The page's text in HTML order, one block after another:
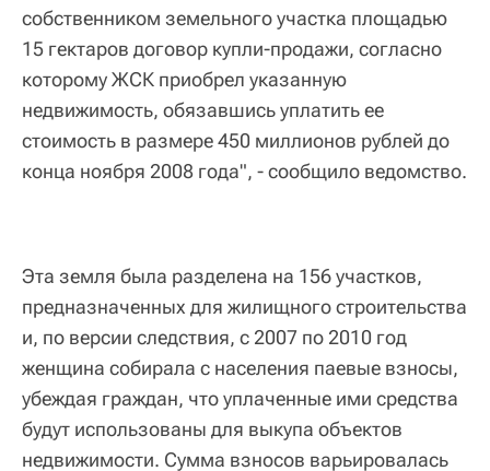
собственником земельного участка площадью
15 гектаров договор купли-продажи, согласно
которому ЖСК приобрел указанную
недвижимость, обязавшись уплатить ее
стоимость в размере 450 миллионов рублей до
конца ноября 2008 года", - сообщило ведомство.
Эта земля была разделена на 156 участков,
предназначенных для жилищного строительства
и, по версии следствия, с 2007 по 2010 год
женщина собирала с населения паевые взносы,
убеждая граждан, что уплаченные ими средства
будут использованы для выкупа объектов
недвижимости. Сумма взносов варьировалась